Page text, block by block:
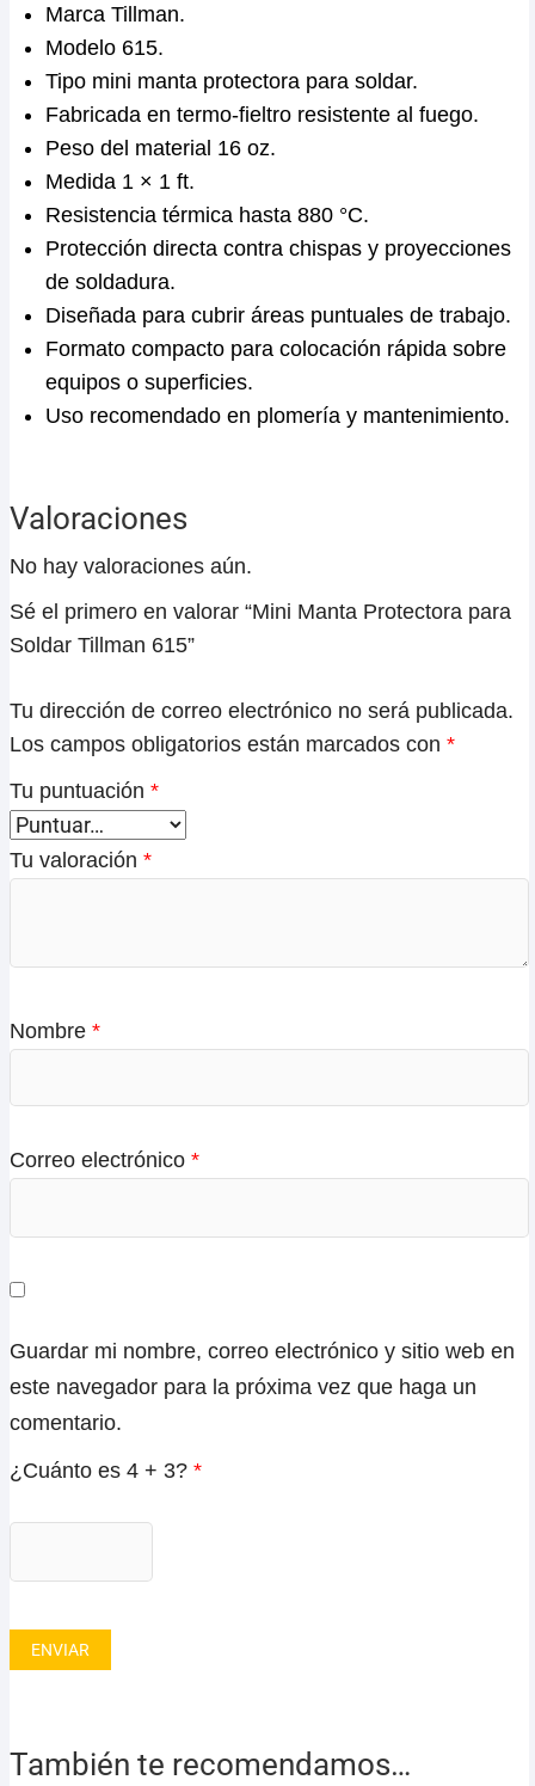
Marca Tillman.
Modelo 615.
Tipo mini manta protectora para soldar.
Fabricada en termo-fieltro resistente al fuego.
Peso del material 16 oz.
Medida 1 × 1 ft.
Resistencia térmica hasta 880 °C.
Protección directa contra chispas y proyecciones
de soldadura.
Diseñada para cubrir áreas puntuales de trabajo.
Formato compacto para colocación rápida sobre
equipos o superficies.
Uso recomendado en plomería y mantenimiento.
Valoraciones
No hay valoraciones aún.
Sé el primero en valorar “Mini Manta Protectora para
Soldar Tillman 615”
Tu dirección de correo electrónico no será publicada.
Los campos obligatorios están marcados con *
Tu puntuación *
Tu valoración *
Nombre *
Correo electrónico *
Guardar mi nombre, correo electrónico y sitio web en
este navegador para la próxima vez que haga un
comentario.
¿Cuánto es 4 + 3? *
También te recomendamos…